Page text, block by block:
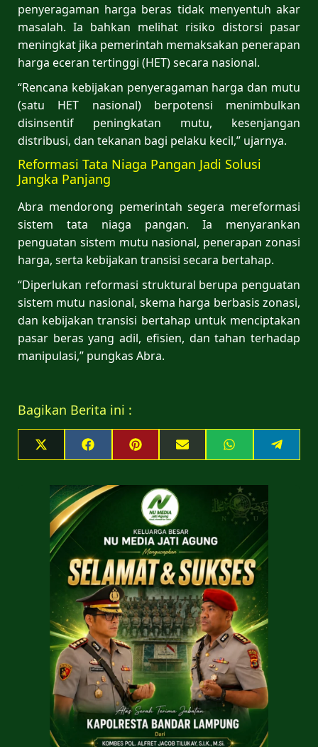
penyeragaman harga beras tidak menyentuh akar
masalah. Ia bahkan melihat risiko distorsi pasar
meningkat jika pemerintah memaksakan penerapan
harga eceran tertinggi (HET) secara nasional.
“Rencana kebijakan penyeragaman harga dan mutu
(satu HET nasional) berpotensi menimbulkan
disinsentif peningkatan mutu, kesenjangan
distribusi, dan tekanan bagi pelaku kecil,” ujarnya.
Reformasi Tata Niaga Pangan Jadi Solusi
Jangka Panjang
Abra mendorong pemerintah segera mereformasi
sistem tata niaga pangan. Ia menyarankan
penguatan sistem mutu nasional, penerapan zonasi
harga, serta kebijakan transisi secara bertahap.
“Diperlukan reformasi struktural berupa penguatan
sistem mutu nasional, skema harga berbasis zonasi,
dan kebijakan transisi bertahap untuk menciptakan
pasar beras yang adil, efisien, dan tahan terhadap
manipulasi,” pungkas Abra.
Bagikan Berita ini :